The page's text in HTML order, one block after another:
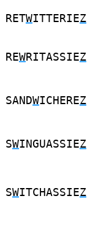
RETWITTERIEZ
REWRITASSIEZ
SANDWICHEREZ
SWINGUASSIEZ
SWITCHASSIEZ